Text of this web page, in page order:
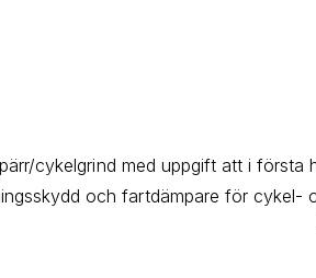
cykelgrind med uppgift att i första
och fartdämpare för cykel-